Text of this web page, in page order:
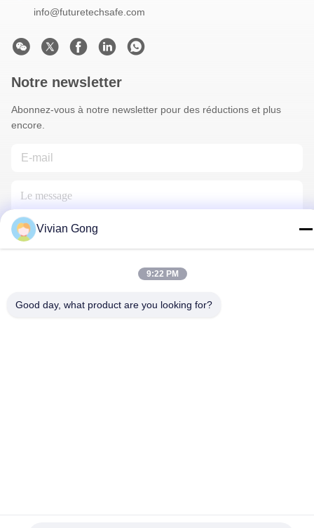
info@futuretechsafe.com
Notre newsletter
Abonnez-vous à notre newsletter pour des réductions et plus
encore.
Vivian Gong
9:22 PM
Good day, what product are you looking for?